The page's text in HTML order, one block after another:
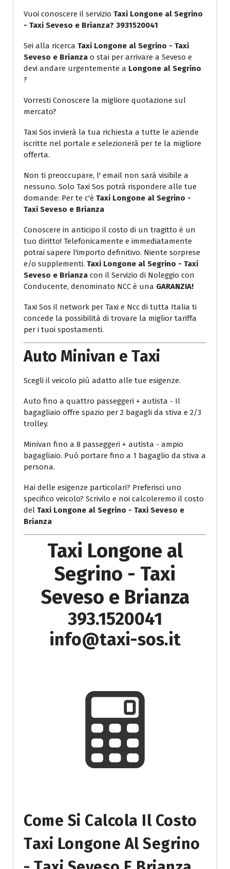
Vuoi conoscere il servizio Taxi Longone al Segrino
- Taxi Seveso e Brianza? 3931520041
Sei alla ricerca Taxi Longone al Segrino - Taxi
Seveso e Brianza o stai per arrivare a Seveso e
devi andare urgentemente a Longone al Segrino
?
Vorresti Conoscere la migliore quotazione sul
mercato?
Taxi Sos invierà la tua richiesta a tutte le aziende
iscritte nel portale e selezionerà per te la migliore
offerta.
Non ti preoccupare, l' email non sarà visibile a
nessuno. Solo Taxi Sos potrà rispondere alle tue
domande: Per te c'è Taxi Longone al Segrino -
Taxi Seveso e Brianza
Conoscere in anticipo il costo di un tragitto è un
tuo diritto! Telefonicamente e immediatamente
potrai sapere l'importo definitivo. Niente sorprese
e/o supplementi. Taxi Longone al Segrino - Taxi
Seveso e Brianza con il Servizio di Noleggio con
Conducente, denominato NCC è una GARANZIA!
Taxi Sos il network per Taxi e Ncc di tutta Italia ti
concede la possibilità di trovare la miglior tariffa
per i tuoi spostamenti.
Auto Minivan e Taxi
Scegli il veicolo più adatto alle tue esigenze.
Auto fino a quattro passeggeri + autista - Il
bagagliaio offre spazio per 2 bagagli da stiva e 2/3
trolley.
Minivan fino a 8 passeggeri + autista - ampio
bagagliaio. Può portare fino a 1 bagaglio da stiva a
persona.
Hai delle esigenze particolari? Preferisci uno
specifico veicolo? Scrivilo e noi calcoleremo il costo
del Taxi Longone al Segrino - Taxi Seveso e
Brianza
Taxi Longone al
Segrino - Taxi
Seveso e Brianza
393.1520041
info@taxi-sos.it
Come Si Calcola Il Costo
Taxi Longone Al Segrino